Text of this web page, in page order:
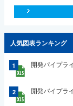
人気図表ランキング
1 開発パイプラ
2 開発パイプラ